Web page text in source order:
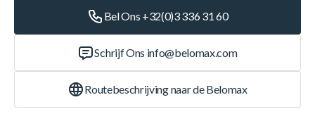
Bel Ons +32(0)3 336 31 60
Schrijf Ons info@belomax.com
Routebeschrijving naar de Belomax